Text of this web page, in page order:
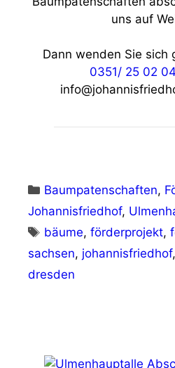
uns auf
Dann wenden Sie sich
0351/ 25 02
Kategorien
Baumpatenschaften,
Johannisfriedhof,
Schlagwörter
bäume,förderprojekt,
sachsen, johannisfriedhof,
dresden